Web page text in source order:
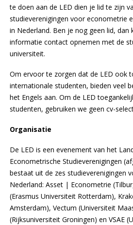
te doen aan de LED dien je lid te zijn
studieverenigingen voor econometrie
in Nederland. Ben je nog geen lid, dan
informatie contact opnemen met de
universiteit.
Om ervoor te zorgen dat de LED ook
internationale studenten, bieden veel
het Engels aan. Om de LED
studenten, gebruiken we geen cv-
Organisatie
De LED is een evenement van het
Econometrische Studieverenigingen
bestaat uit de zes studieverenigingen
Nederland: Asset | Econometrie
(Erasmus Universiteit Rotterdam),
Amsterdam), Vectum (Universiteit
(Rijksuniversiteit Groningen) en VSAE